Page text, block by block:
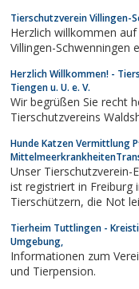
artgerechte Tierhaltung.
Tierschutzverein Villingen-
Herzlich willkommen
Villingen-Schwenningen
Herzlich Willkommen! -
Tiengen u. U. e. V.
Wir begrüßen Sie recht
Tierschutzvereins
Hunde Katzen Vermittlung
Unser Tierschutzverein-
ist registriert in Freiburg
Tierschützern, die Not leidende Hunde und Katzen
Freiburg anerkannt.Wir
Ausland:Dazu gehören
Tierheim Tuttlingen -
Umgebung,
Informationen zum Verein, dem Tierheim, der
und Tierpension.